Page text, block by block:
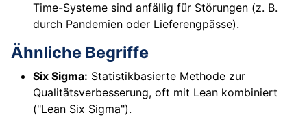
Time-Systeme sind anfällig für Störungen (z. B.
durch Pandemien oder Lieferengpässe).
Ähnliche Begriffe
Six Sigma: Statistikbasierte Methode zur
Qualitätsverbesserung, oft mit Lean kombiniert
("Lean Six Sigma").